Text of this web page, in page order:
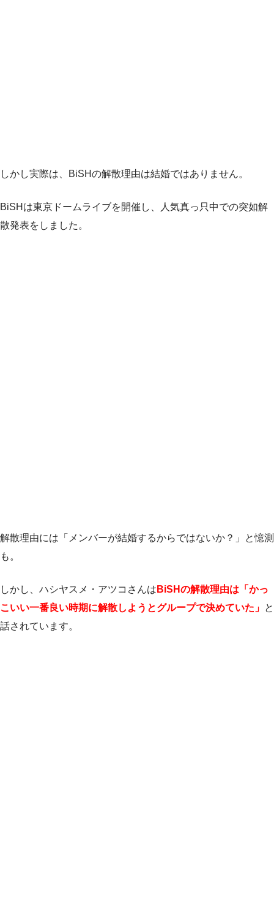
しかし実際は、BiSHの解散理由は結婚ではありません。
BiSHは東京ドームライブを開催し、人気真っ只中での突如解
散発表をしました。
解散理由には「メンバーが結婚するからではないか？」と憶測
も。
しかし、ハシヤスメ・アツコさんは BiSHの解散理由は「かっ
こいい一番良い時期に解散しようとグループで決めていた」 と
話されています。